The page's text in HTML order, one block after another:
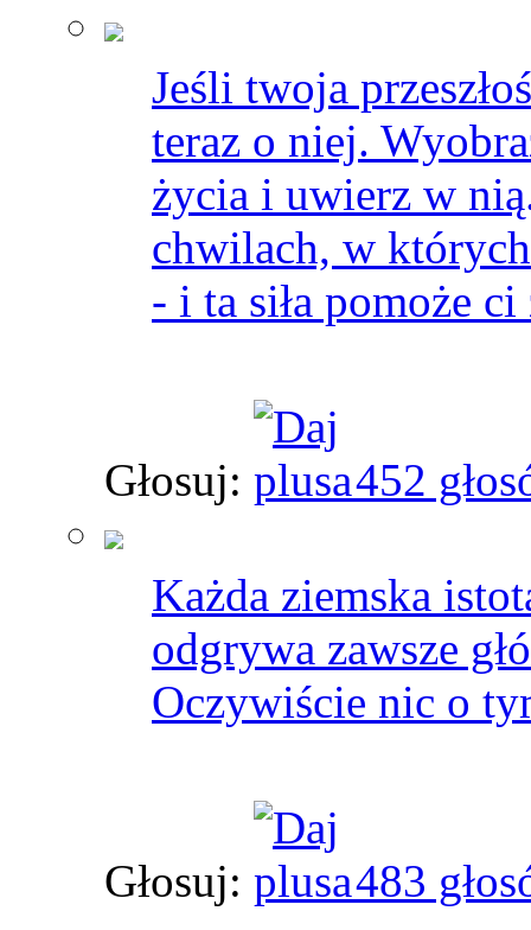
Jeśli twoja
teraz o niej.
życia i uwierz w
chwilach, w których
- i ta siła pomoże
Głosuj: 452
Każda ziemska
odgrywa zawsze
Oczywiście nic o
Głosuj: 483